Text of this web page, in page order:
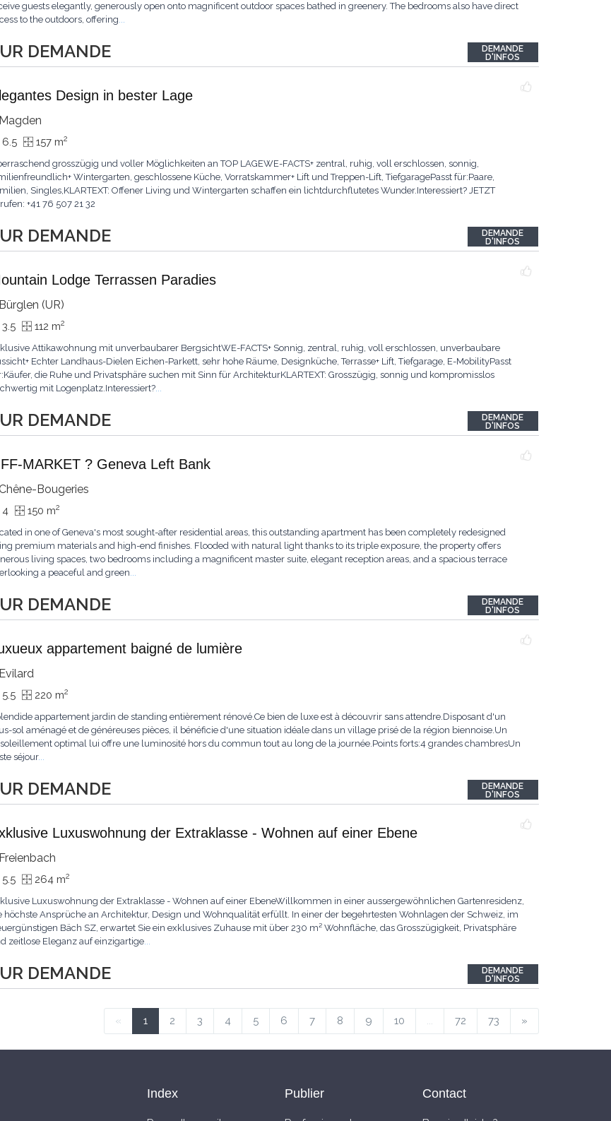
DEMANDE
guests elegantly, generously open onto magnificent outdoor spaces bathed in greenery. The bedrooms also have direct
to the outdoors, offering...
DEMANDE
D'INFOS
Design in bester Lage
DEMANDE
Magden
6.5 157 m2
grosszügig und voller Möglichkeiten an TOP LAGEWE-FACTS+ zentral, ruhig, voll erschlossen, sonnig,
Wintergarten, geschlossene Küche, Vorratskammer+ Lift und Treppen-Lift, TiefgaragePasst für:Paare,
Singles,KLARTEXT: Offener Living und Wintergarten schaffen ein lichtdurchflutetes Wunder.Interessiert? JETZT
+41 76 507 21 32
DEMANDE
D'INFOS
Lodge Terrassen Paradies
DEMANDE
Bürglen (UR)
3.5 112 m2
Attikawohnung mit unverbaubarer BergsichtWE-FACTS+ Sonnig, zentral, ruhig, voll erschlossen, unverbaubare
Echter Landhaus-Dielen Eichen-Parkett, sehr hohe Räume, Designküche, Terrasse+ Lift, Tiefgarage, E-MobilityPasst
die Ruhe und Privatsphäre suchen mit Sinn für ArchitekturKLARTEXT: Grosszügig, sonnig und kompromisslos
mit Logenplatz.Interessiert?...
DEMANDE
D'INFOS
MARKET ? Geneva Left Bank
DEMANDE
Chêne-Bougeries
4 150 m2
in one of Geneva's most sought-after residential areas, this outstanding apartment has been completely redesigned
premium materials and high-end finishes. Flooded with natural light thanks to its triple exposure, the property offers
living spaces, two bedrooms including a magnificent master suite, elegant reception areas, and a spacious terrace
a peaceful and green...
DEMANDE
D'INFOS
appartement baigné de lumière
DEMANDE
Evilard
5.5 220 m2
appartement jardin de standing entièrement rénové.Ce bien de luxe est à découvrir sans attendre.Disposant d'un
sol aménagé et de généreuses pièces, il bénéficie d'une situation idéale dans un village prisé de la région biennoise.Un
optimal lui offre une luminosité hors du commun tout au long de la journée.Points forts:4 grandes chambresUn
séjour...
DEMANDE
D'INFOS
Luxuswohnung der Extraklasse - Wohnen auf einer Ebene
DEMANDE
Freienbach
5.5 264 m2
Luxuswohnung der Extraklasse - Wohnen auf einer EbeneWillkommen in einer aussergewöhnlichen Gartenresidenz,
höchste Ansprüche an Architektur, Design und Wohnqualität erfüllt. In einer der begehrtesten Wohnlagen der Schweiz, im
Bäch SZ, erwartet Sie ein exklusives Zuhause mit über 230 m² Wohnfläche, das Grosszügigkeit, Privatsphäre
zeitlose Eleganz auf einzigartige...
DEMANDE
D'INFOS
« 1 2 3 4 5 6 7 8 9 10 ... 72 73 »
Index Publier Contact